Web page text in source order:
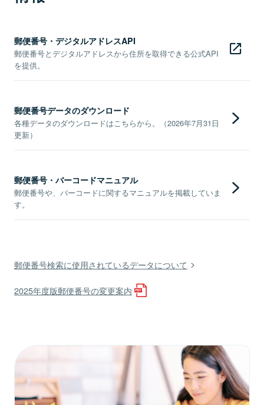
郵便番号・デジタルアドレスAPI
郵便番号とデジタルアドレスから住所を取得できる公式API
を提供。
郵便番号データのダウンロード
各種データのダウンロードはこちらから。（2026年7月31日
更新）
郵便番号・バーコードマニュアル
郵便番号や、バーコードに関するマニュアルを掲載していま
す。
郵便番号検索に使用されているデータについて
2025年度版郵便番号の変更案内